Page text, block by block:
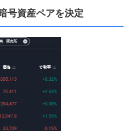
号資産ペアを決定